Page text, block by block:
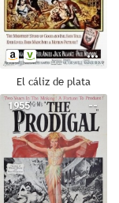
El cáliz de plata
--
1955